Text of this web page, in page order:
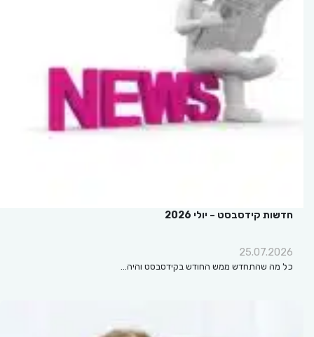
חדשות קידסבסט – יולי 2026
25.07.2026
כל מה שהתחדש ממש החודש בקידסבסט והיה…